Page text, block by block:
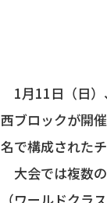
1月11日（日）
西ブロックが開
名で構成された
大会では複数